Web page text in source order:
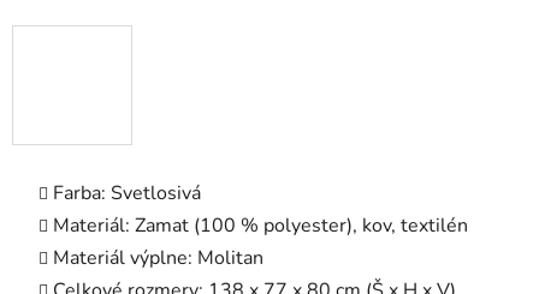
Farba: Svetlosivá
Materiál: Zamat (100 % polyester), kov, textilén
Materiál výplne: Molitan